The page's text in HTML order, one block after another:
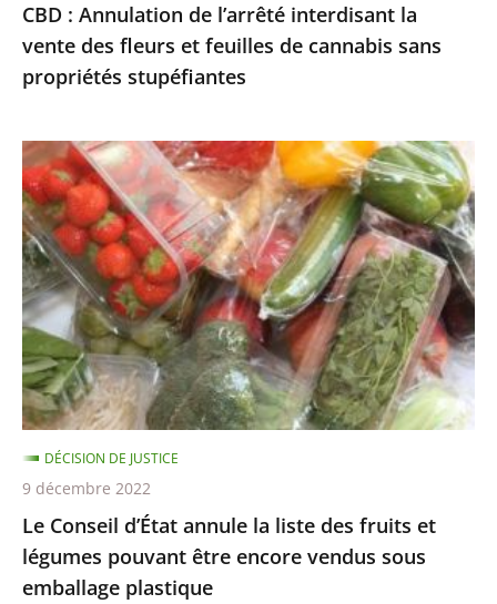
de
cannabis
sans
stupéfiantes
CBD : Annulation de l’arrêté interdisant la
vente des fleurs et feuilles de cannabis sans
propriétés stupéfiantes
Le
Conseil
d’État
annule
la
liste
des
fruits
et
légumes
pouvant
être
encore
vendus
sous
Le Conseil d’État annule la liste des fruits et
légumes pouvant être encore vendus sous
emballage plastique
DÉCISION DE JUSTICE
9 décembre 2022